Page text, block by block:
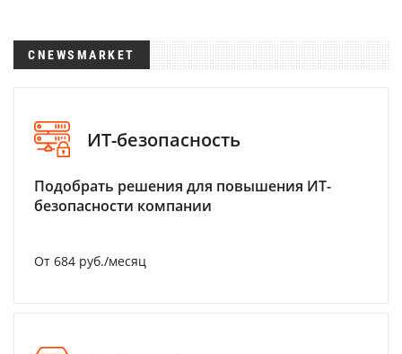
CNEWSMARKET
ИТ-безопасность
Подобрать решения для повышения ИТ-
безопасности компании
От 684 руб./месяц